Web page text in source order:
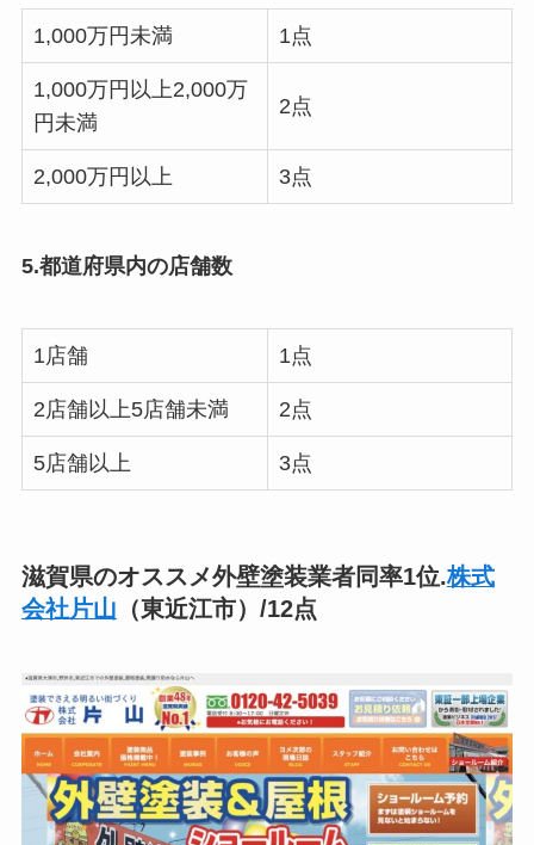
1,000万円未満 1点
1,000万円以上2,000万
円未満
2点
2,000万円以上 3点
5.都道府県内の店舗数
1店舗 1点
2店舗以上5店舗未満 2点
5店舗以上 3点
滋賀県のオススメ外壁塗装業者同率1位.株式
会社片山 （東近江市）/12点